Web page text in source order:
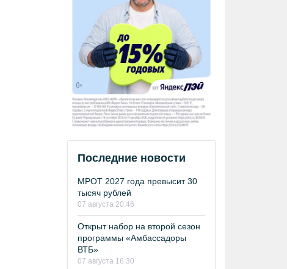
Последние новости
МРОТ 2027 года превысит 30
тысяч рублей
07 августа 20:46
Открыт набор на второй сезон
программы «Амбассадоры
ВТБ»
07 августа 16:30